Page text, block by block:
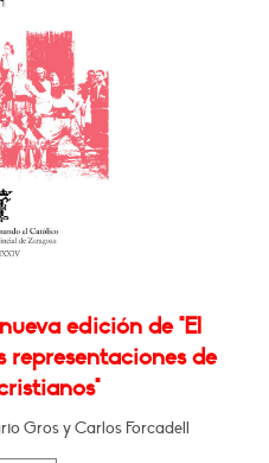
edición de "El
representaciones de
Gros y Carlos Forcadell